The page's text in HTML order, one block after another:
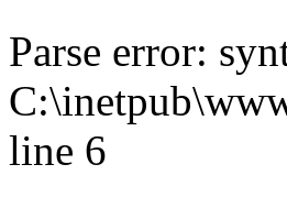
Parse error:
line 6